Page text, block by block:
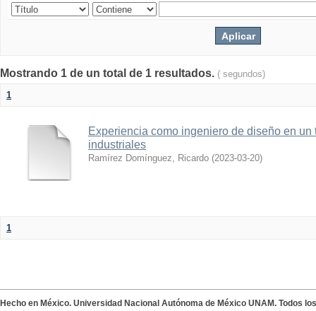
Mostrando 1 de un total de 1 resultados. ( segundos)
1
Experiencia como ingeniero de diseño en
industriales
Ramírez Domínguez, Ricardo (2023-03-20)
1
Hecho en México. Universidad Nacional Autónoma de México UNAM. Todos